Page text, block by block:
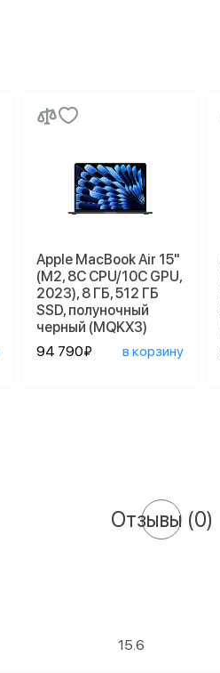
Apple MacBook Air 15"
(M2, 8C CPU/10C GPU,
2023), 8 ГБ, 512 ГБ
SSD, полуночный
черный (MQKX3)
94 790₽
в корзину
Отзывы (0)
15.6